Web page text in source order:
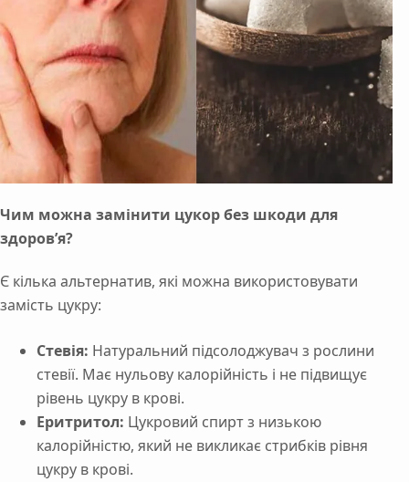
Чим можна замінити цукор без шкоди для
здоров’я?
Є кілька альтернатив, які можна використовувати
замість цукру:
Стевія: Натуральний підсолоджувач з рослини
стевії. Має нульову калорійність і не підвищує
рівень цукру в крові.
Еритритол: Цукровий спирт з низькою
калорійністю, який не викликає стрибків рівня
цукру в крові.